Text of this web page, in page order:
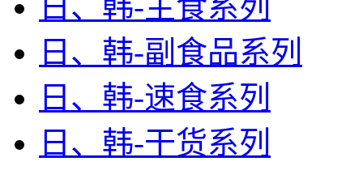
日、韩-副食品系列
日、韩-速食系列
日、韩-干货系列